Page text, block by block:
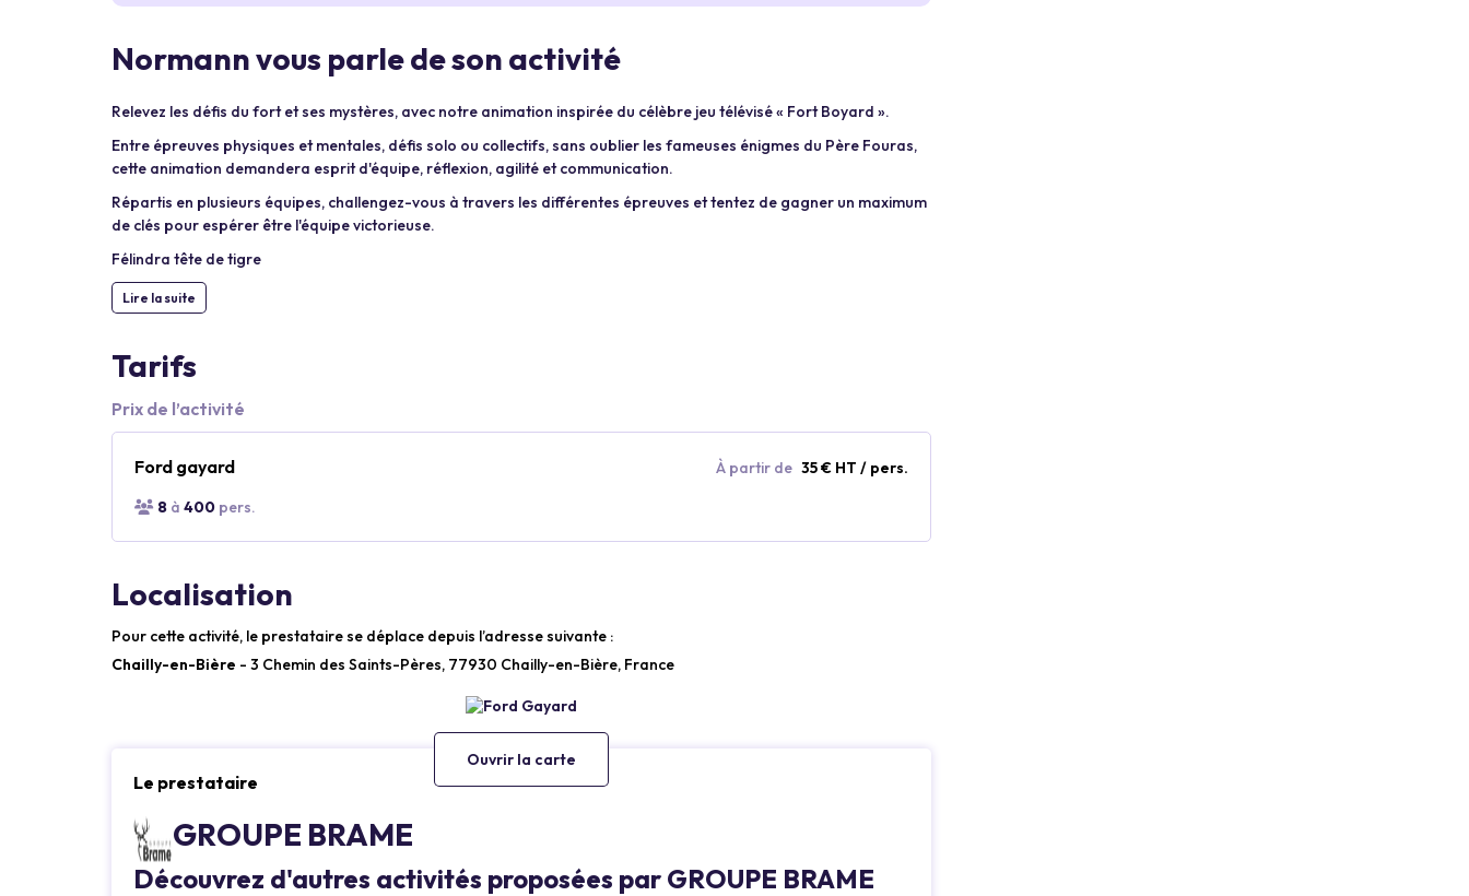
Normann vous parle de son activité
Relevez les défis du fort et ses mystères, avec notre animation inspirée du célèbre jeu télévisé « Fort Boyard ».
Entre épreuves physiques et mentales, défis solo ou collectifs, sans oublier les fameuses énigmes du Père Fouras,
cette animation demandera esprit d'équipe, réflexion, agilité et communication.
Répartis en plusieurs équipes, challengez-vous à travers les différentes épreuves et tentez de gagner un maximum
de clés pour espérer être l'équipe victorieuse.
Félindra tête de tigre
Lire la suite
Tarifs
Prix de l’activité
Ford gayard À partir de 35 € HT / pers.
8 à 400 pers.
Localisation
Pour cette activité, le prestataire se déplace depuis l’adresse suivante :
Chailly-en-Bière - 3 Chemin des Saints-Pères, 77930 Chailly-en-Bière, France
Ouvrir la carte
Le prestataire
GROUPE BRAME
Découvrez d'autres activités proposées par GROUPE BRAME
Loading...